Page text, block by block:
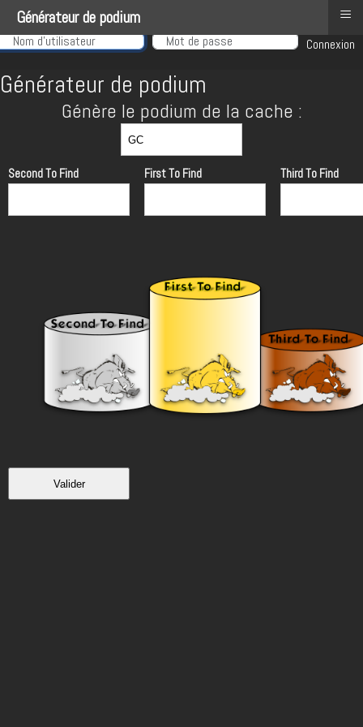
Nom d'utilisateur Connexion
Générateur de podium
Génère le podium de la cache :
Second To Find First To Find Third To Find
Générateur de podium ≡